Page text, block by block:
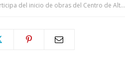
Presidente Cortizo participa del inicio de obras del Centro de Alto Rendimiento para deportistas